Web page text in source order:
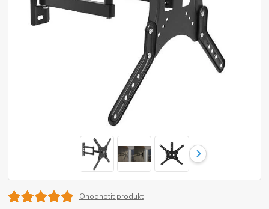
Ohodnotit produkt